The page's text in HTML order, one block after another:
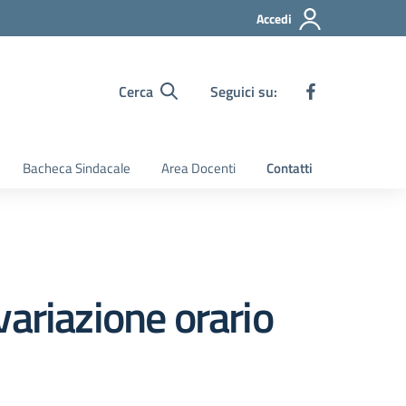
Accedi
Cerca Seguici su:
Bacheca Sindacale Area Docenti Contatti
orario